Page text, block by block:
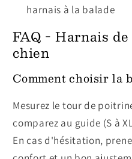
harnais à la balade
FAQ - Harnais
chien
Comment choisir la
Mesurez le tour de
comparez au guide (S à
En cas d'hésitation,